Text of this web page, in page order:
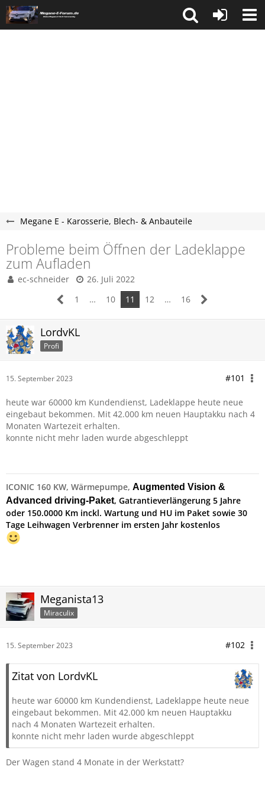
Megane E - Karosserie, Blech- & Anbauteile
Probleme beim Öffnen der Ladeklappe
zum Aufladen
ec-schneider
26. Juli 2022
1
… 10 11 12 … 16
LordvKL
Profi
15. September 2023 #101
heute war 60000 km Kundendienst, Ladeklappe heute neue
eingebaut bekommen. Mit 42.000 km neuen Hauptakku nach 4
Monaten Wartezeit erhalten.
konnte nicht mehr laden wurde abgeschleppt
ICONIC 160 KW, Wärmepumpe, Augmented Vision &
Advanced driving-Paket, Gatrantieverlängerung 5 Jahre
oder 150.0000 Km inckl. Wartung und HU im Paket sowie 30
Tage Leihwagen Verbrenner im ersten Jahr kostenlos
Meganista13
Miraculix
15. September 2023 #102
Zitat von LordvKL
heute war 60000 km Kundendienst, Ladeklappe heute neue
eingebaut bekommen. Mit 42.000 km neuen Hauptakku
nach 4 Monaten Wartezeit erhalten.
konnte nicht mehr laden wurde abgeschleppt
Der Wagen stand 4 Monate in der Werkstatt?